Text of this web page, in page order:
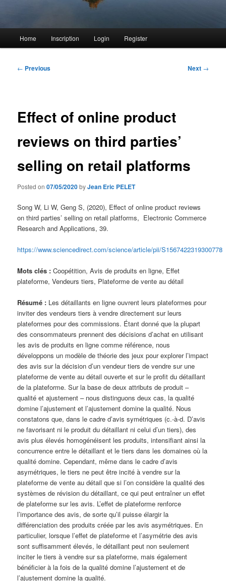
Home Inscription Login Register
Post
← Previous Next →
Effect of online product
reviews on third parties’
selling on retail platforms
Posted on07/05/2020byJean Eric PELET
Song W, Li W, Geng S, (2020), Effect of online product reviews
on third parties’ selling on retail platforms, Electronic Commerce
Research and Applications, 39.
https://www.sciencedirect.com/science/article/pii/S1567422319300778
Mots clés : Coopétition, Avis de produits en ligne, Effet
plateforme, Vendeurs tiers, Plateforme de vente au détail
Résumé : Les détaillants en ligne ouvrent leurs plateformes pour
inviter des vendeurs tiers à vendre directement sur leurs
plateformes pour des commissions. Étant donné que la plupart
des consommateurs prennent des décisions d’achat en utilisant
les avis de produits en ligne comme référence, nous
développons un modèle de théorie des jeux pour explorer l’impact
des avis sur la décision d’un vendeur tiers de vendre sur une
plateforme de vente au détail ouverte et sur le profit du détaillant
de la plateforme. Sur la base de deux attributs de produit –
qualité et ajustement – nous distinguons deux cas, la qualité
domine l’ajustement et l’ajustement domine la qualité. Nous
constatons que, dans le cadre d’avis symétriques (c.-à-d. D’avis
ne favorisant ni le produit du détaillant ni celui d’un tiers), des
avis plus élevés homogénéisent les produits, intensifiant ainsi la
concurrence entre le détaillant et le tiers dans les domaines où la
qualité domine. Cependant, même dans le cadre d’avis
asymétriques, le tiers ne peut être incité à vendre sur la
plateforme de vente au détail que si l’on considère la qualité des
systèmes de révision du détaillant, ce qui peut entraîner un effet
de plateforme sur les avis. L’effet de plateforme renforce
l’importance des avis, de sorte qu’il puisse élargir la
différenciation des produits créée par les avis asymétriques. En
particulier, lorsque l’effet de plateforme et l’asymétrie des avis
sont suffisamment élevés, le détaillant peut non seulement
inciter le tiers à vendre sur sa plateforme, mais également
bénéficier à la fois de la qualité domine l’ajustement et de
l’ajustement domine la qualité.